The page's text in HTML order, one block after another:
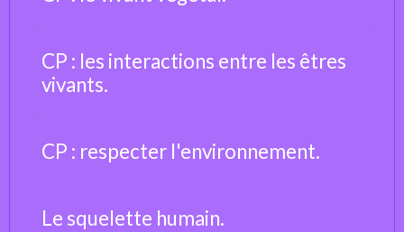
CP : les interactions entre les êtres
vivants.
CP : respecter l'environnement.
Le squelette humain.